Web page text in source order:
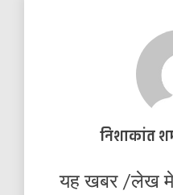
निशाकांत
यह खबर /लेख मेरे